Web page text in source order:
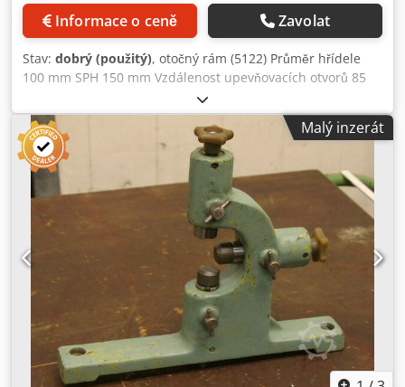
Informace o ceně Zavolat
Stav: dobrý (použitý), otočný rám (5122) Průměr hřídele
100 mm SPH 150 mm Vzdálenost upevňovacích otvorů 85
Malý inzerát